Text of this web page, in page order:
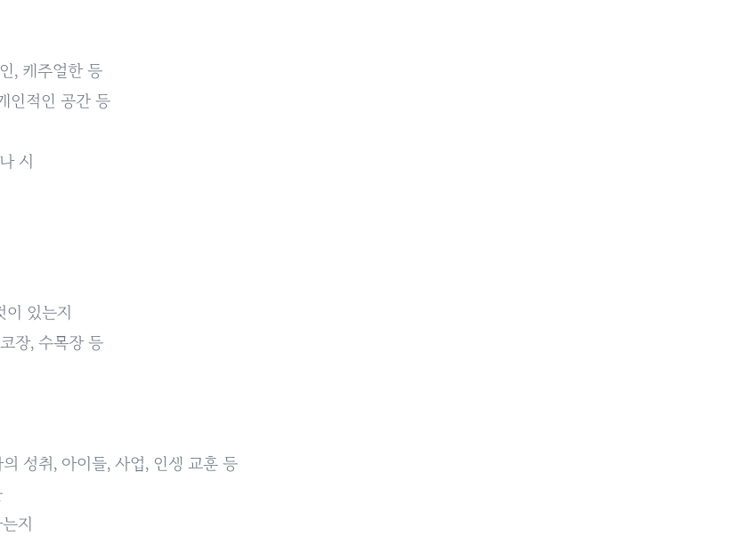
, 캐주얼한 등
인적인 공간 등
시
있는지
장, 수목장 등
성취, 아이들, 사업, 인생 교훈 등
지